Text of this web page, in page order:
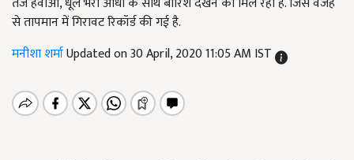
से तापमान में गिरावट रिकॉर्ड की गई है.
मनीशा शर्माUpdated on 30 April, 2020 11:05 AM IST